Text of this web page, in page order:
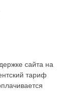
сайта на
тариф